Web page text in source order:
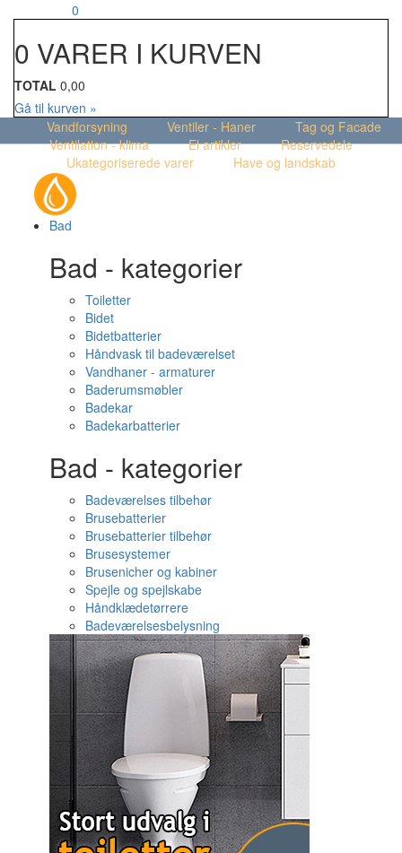
0
0 VARER I KURVEN
TOTAL 0,00
Gå til kurven »
Vandforsyning
Ventiler - Haner
Tag og Facade
Ventilation - klima
El artikler
Reservedele
Ukategoriserede varer
Have og landskab
Bad
Bad - kategorier
Toiletter
Bidet
Bidetbatterier
Håndvask til badeværelset
Vandhaner - armaturer
Baderumsmøbler
Badekar
Badekarbatterier
Bad - kategorier
Badeværelses tilbehør
Brusebatterier
Brusebatterier tilbehør
Brusesystemer
Brusenicher og kabiner
Spejle og spejlskabe
Håndklædetørrere
Badeværelsesbelysning